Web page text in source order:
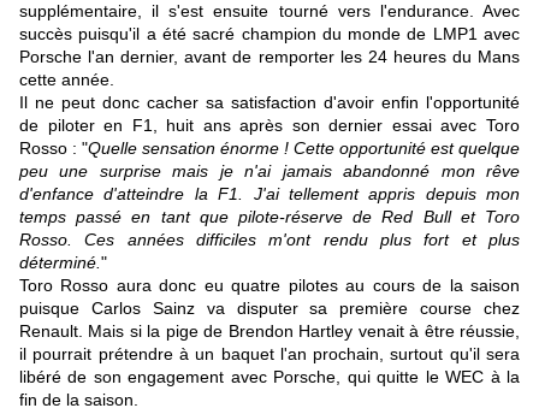
supplémentaire, il s'est ensuite tourné vers l'endurance. Avec
succès puisqu'il a été sacré champion du monde de LMP1 avec
Porsche l'an dernier, avant de remporter les 24 heures du Mans
cette année.
Il ne peut donc cacher sa satisfaction d'avoir enfin l'opportunité
de piloter en F1, huit ans après son dernier essai avec Toro
Rosso : "Quelle sensation énorme ! Cette opportunité est quelque
peu une surprise mais je n'ai jamais abandonné mon rêve
d'enfance d'atteindre la F1. J'ai tellement appris depuis mon
temps passé en tant que pilote-réserve de Red Bull et Toro
Rosso. Ces années difficiles m'ont rendu plus fort et plus
déterminé. "
Toro Rosso aura donc eu quatre pilotes au cours de la saison
puisque Carlos Sainz va disputer sa première course chez
Renault. Mais si la pige de Brendon Hartley venait à être réussie,
il pourrait prétendre à un baquet l'an prochain, surtout qu'il sera
libéré de son engagement avec Porsche, qui quitte le WEC à la
fin de la saison.